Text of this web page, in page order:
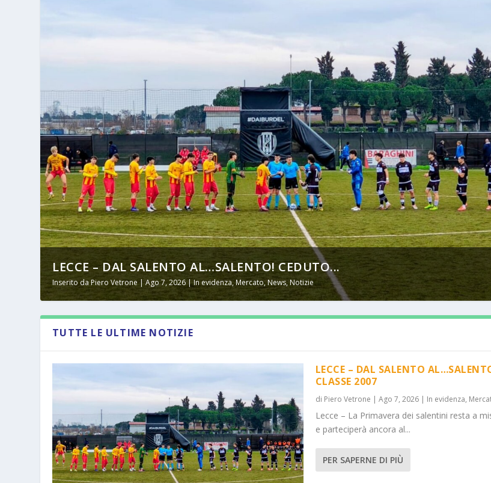
LECCE – DAL SALENTO AL…SALENTO! CEDUTO...
Inserito daPiero Vetrone|Ago 7, 2026|In evidenza,Mercato,News,Notizie
TUTTE LE ULTIME NOTIZIE
LECCE – DAL SALENTO
CLASSE 2007
di Piero Vetrone | Ago 7, 2026| In evidenza,
Lecce – La Primavera dei salentini resta a
e parteciperà ancora al...
PER SAPERNE DI PIÙ